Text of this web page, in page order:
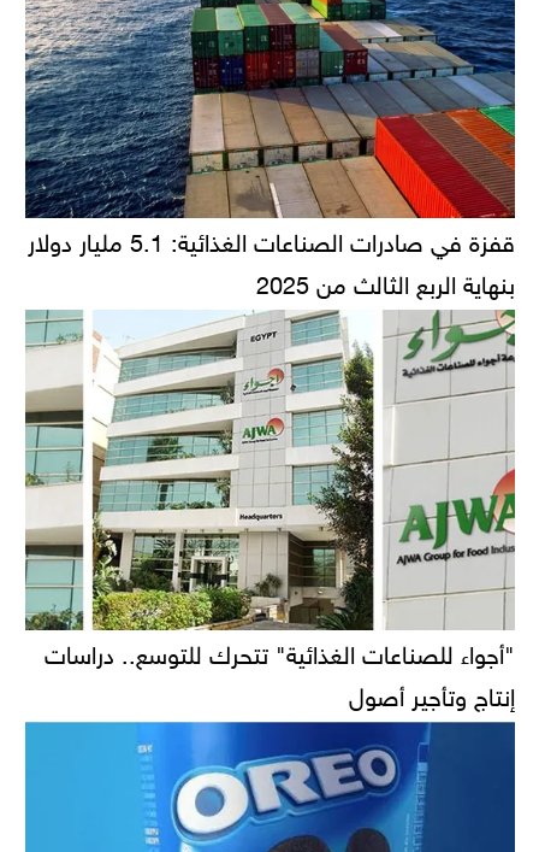
قفزة في صادرات الصناعات الغذائية: 5.1 مليار دولار
بنهاية الربع الثالث من 2025
"أجواء للصناعات الغذائية" تتحرك للتوسع.. دراسات
إنتاج وتأجير أصول